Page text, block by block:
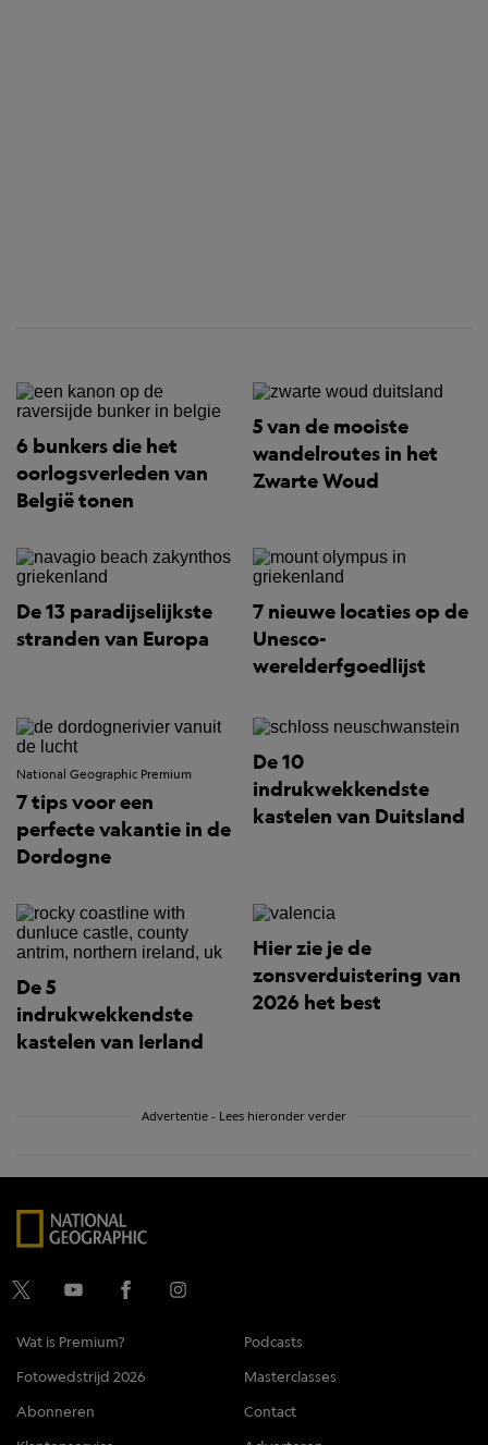
6 bunkers die het
oorlogsverleden van
België tonen
5 van de mooiste
wandelroutes in het
Zwarte Woud
De 13 paradijselijkste
stranden van Europa
7 nieuwe locaties op de
Unesco-
werelderfgoedlijst
National Geographic Premium
7 tips voor een
perfecte vakantie in de
Dordogne
De 10
indrukwekkendste
kastelen van Duitsland
De 5
indrukwekkendste
kastelen van Ierland
Hier zie je de
zonsverduistering van
2026 het best
Advertentie - Lees hieronder verder
Wat is Premium?
Podcasts
Fotowedstrijd 2026
Masterclasses
Abonneren
Contact